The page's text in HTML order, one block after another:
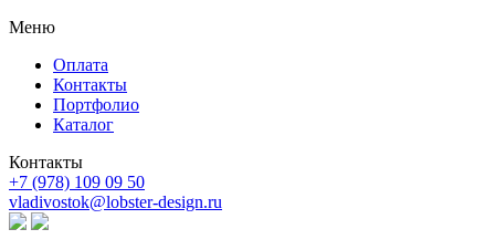
Меню
Оплата
Контакты
Портфолио
Каталог
Контакты
+7 (978) 109 09 50
vladivostok@lobster-design.ru